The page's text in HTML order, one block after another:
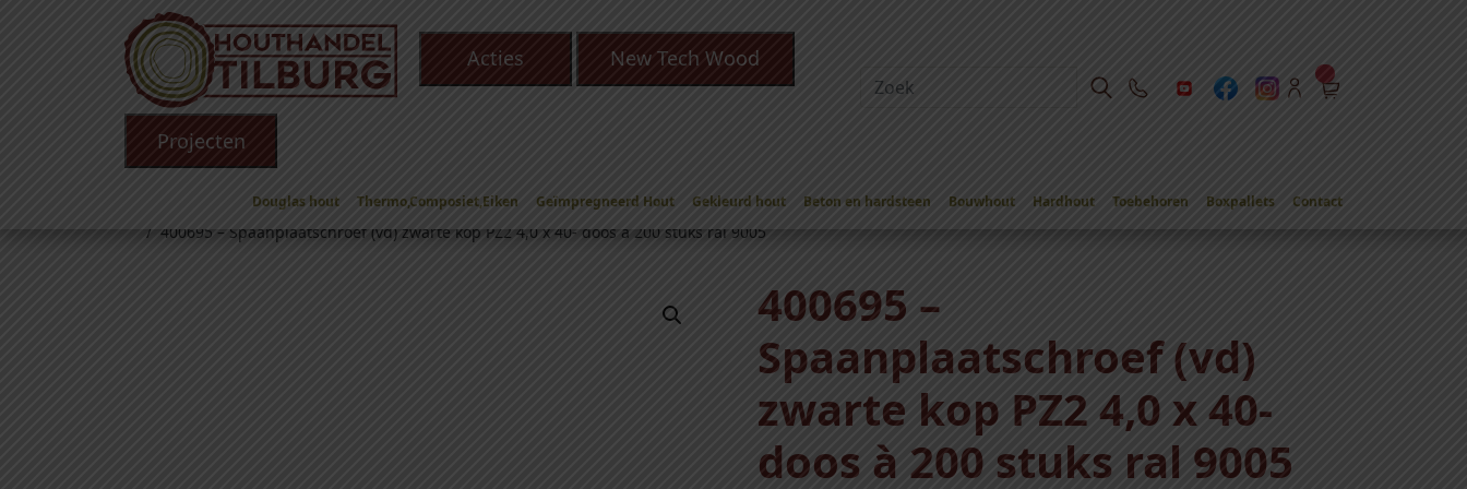
Acties New Tech Wood
Projecten
Douglas hout Thermo,Composiet,Eiken Geïmpregneerd Hout Gekleurd hout Beton en hardsteen Bouwhout Hardhout Toebehoren Boxpallets Contact
Toebehoren/ Schroeven/Schroeven verzinkt /Spaanplaatschroef zwart voldraad (vd) diverse maten
/ 400695 – Spaanplaatschroef (vd) zwarte kop PZ2 4,0 x 40- doos à 200 stuks ral 9005
400695 –
Spaanplaatschroef (vd)
zwarte kop PZ2 4,0 x 40-
doos à 200 stuks ral 9005